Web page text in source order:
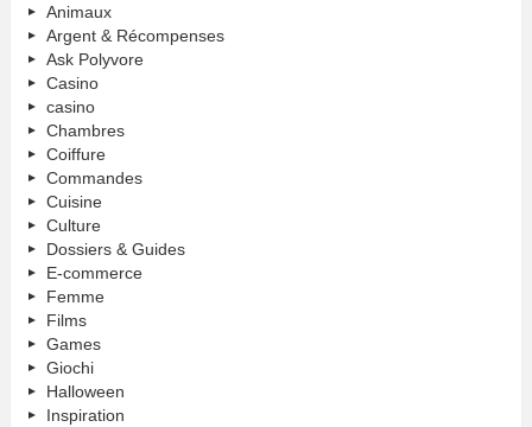
Animaux
Argent & Récompenses
Ask Polyvore
Casino
casino
Chambres
Coiffure
Commandes
Cuisine
Culture
Dossiers & Guides
E-commerce
Femme
Films
Games
Giochi
Halloween
Inspiration